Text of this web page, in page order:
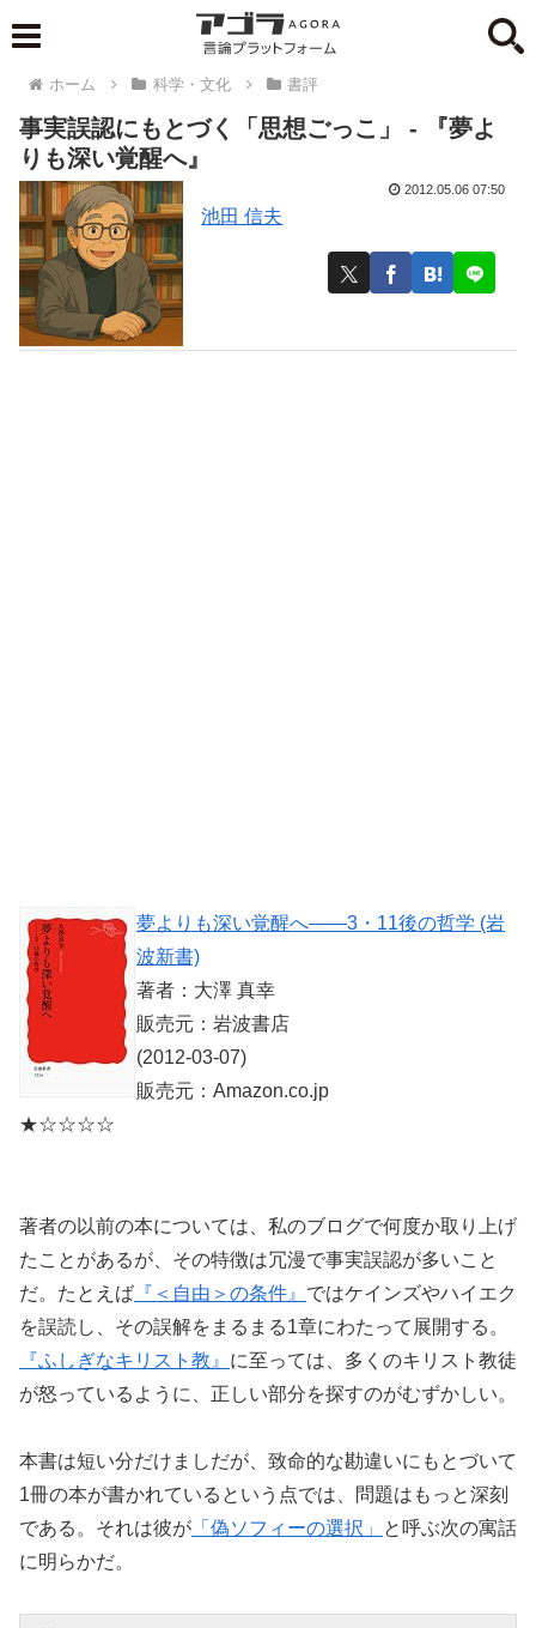
ホーム 科学・文化 書評
事実誤認にもとづく「思想ごっこ」 - 『夢よ
りも深い覚醒へ』
池田 信夫
2012.05.06 07:50
夢よりも深い覚醒へ――3・11後の哲学 (岩
波新書)
著者：大澤 真幸
販売元：岩波書店
(2012-03-07)
販売元：Amazon.co.jp
★☆☆☆☆
著者の以前の本については、私のブログで何度か取り上げ
たことがあるが、その特徴は冗漫で事実誤認が多いこと
だ。たとえば 『＜自由＞の条件』 ではケインズやハイエク
を誤読し、その誤解をまるまる1章にわたって展開する。
『ふしぎなキリスト教』 に至っては、多くのキリスト教徒
が怒っているように、正しい部分を探すのがむずかしい。
本書は短い分だけましだが、致命的な勘違いにもとづいて
1冊の本が書かれているという点では、問題はもっと深刻
である。それは彼が 「偽ソフィーの選択」
と呼ぶ次の寓話
に明らかだ。